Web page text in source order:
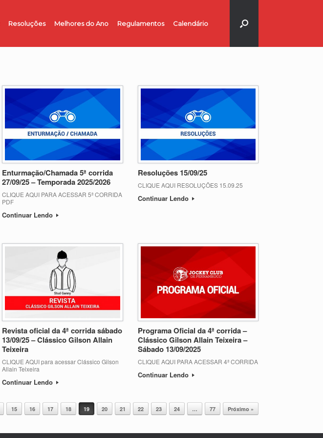
Resoluções Melhores do Ano Regulamentos Calendário
Enturmação/Chamada 5ª corrida
27/09/25 – Temporada 2025/2026
CLIQUE AQUI PARA ACESSAR 5ª CORRIDA
PDF
Continuar Lendo
Resoluções 15/09/25
CLIQUE AQUI RESOLUÇÕES 15.09.25
Continuar Lendo
Revista oficial da 4ª corrida sábado
13/09/25 – Clássico Gilson Allain
Teixeira
CLIQUE AQUI para acessar Clássico Gilson
Allain Teixeira
Continuar Lendo
Programa Oficial da 4ª corrida –
Clássico Gilson Allain Teixeira –
Sábado 13/09/2025
CLIQUE AQUI PARA ACESSAR 4ª CORRIDA
Continuar Lendo
15 16 17 18 19 20 21 22 23 24 … 77 Próximo »